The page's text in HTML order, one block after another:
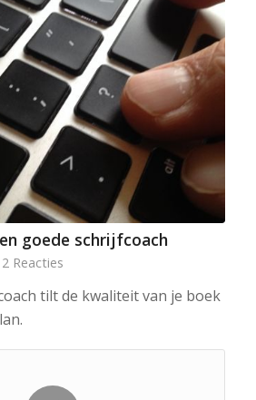
goede schrijfcoach
2 Reacties
tilt de kwaliteit van je boek